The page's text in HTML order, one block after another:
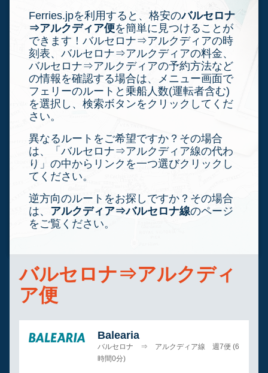
Ferries.jpを利用すると、格安のバルセロナ
⇒アルクディア便を簡単に見つけることが
できます！バルセロナ⇒アルクディアの時
刻表、バルセロナ⇒アルクディアの料金、
バルセロナ⇒アルクディアの予約方法など
の情報を確認する場合は、メニュー画面で
フェリーのルートと乗船人数(運転者含む)
を選択し、検索ボタンをクリックしてくだ
さい。
異なるルートをご希望ですか？その場合
は、「バルセロナ⇒アルクディア線の代わ
り」の中からリンクを一つ選びクリックし
てください。
逆方向のルートをお探しですか？その場合
は、 アルクディア⇒バルセロナ線のページ
をご覧ください。
バルセロナ⇒アルクディ
ア便
Balearia
バルセロナ ⇒ アルクディア線 週7便 (6
時間0分)